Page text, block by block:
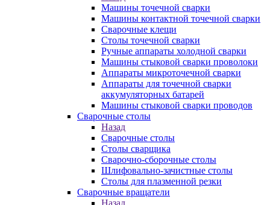
Машины точечной сварки
Машины контактной точечной сварки
Сварочные клещи
Столы точечной сварки
Ручные аппараты холодной сварки
Машины стыковой сварки проволоки
Аппараты микроточечной сварки
Аппараты для точечной сварки
аккумуляторных батарей
Машины стыковой сварки проводов
Сварочные столы
Назад
Сварочные столы
Столы сварщика
Сварочно-сборочные столы
Шлифовально-зачистные столы
Столы для плазменной резки
Сварочные вращатели
Назад